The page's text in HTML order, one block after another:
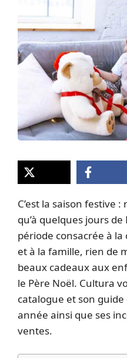
C’est la saison festive
qu’à quelques jours
période consacrée à
et à la famille, rien de
beaux cadeaux aux
le Père Noël. Cultura
catalogue et son
année ainsi que ses
ventes.